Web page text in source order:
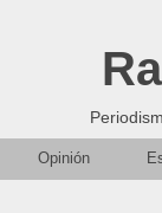
Opinión